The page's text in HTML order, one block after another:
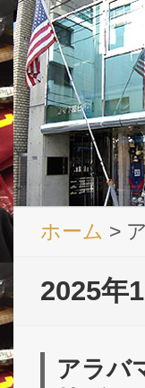
ホーム >
2025年
アラバ